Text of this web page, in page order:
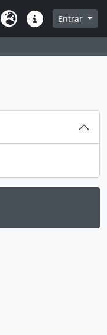
Idioma Atalhos Entrar